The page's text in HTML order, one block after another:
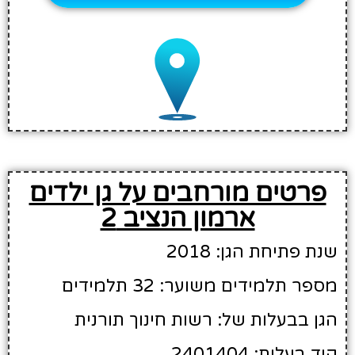
פרטים מורחבים על גן ילדים
ארמון הנציב 2
שנת פתיחת הגן: 2018
מספר תלמידים משוער: 32 תלמידים
הגן בבעלות של: רשות חינוך תורנית